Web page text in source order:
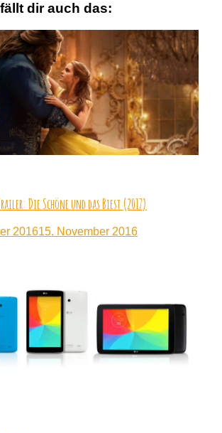
dir auch das:
Die Schöne und das Biest (2017)
201615. November 2016